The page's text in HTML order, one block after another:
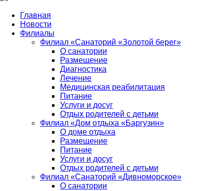
Главная
Новости
Филиалы
Филиал «Санаторий «Золотой берег»
О санатории
Размещение
Диагностика
Лечение
Медицинская реабилитация
Питание
Услуги и досуг
Отдых родителей с детьми
Филиал «Дом отдыха «Баргузин»
О доме отдыха
Размещение
Питание
Услуги и досуг
Отдых родителей с детьми
Филиал «Санаторий «Дивноморское»
О санатории